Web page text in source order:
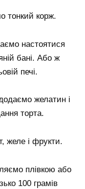
тонкий корж.
настоятися
бані. Або ж
печі.
желатин і
торта.
желе і фрукти.
плівкою або
100 грамів